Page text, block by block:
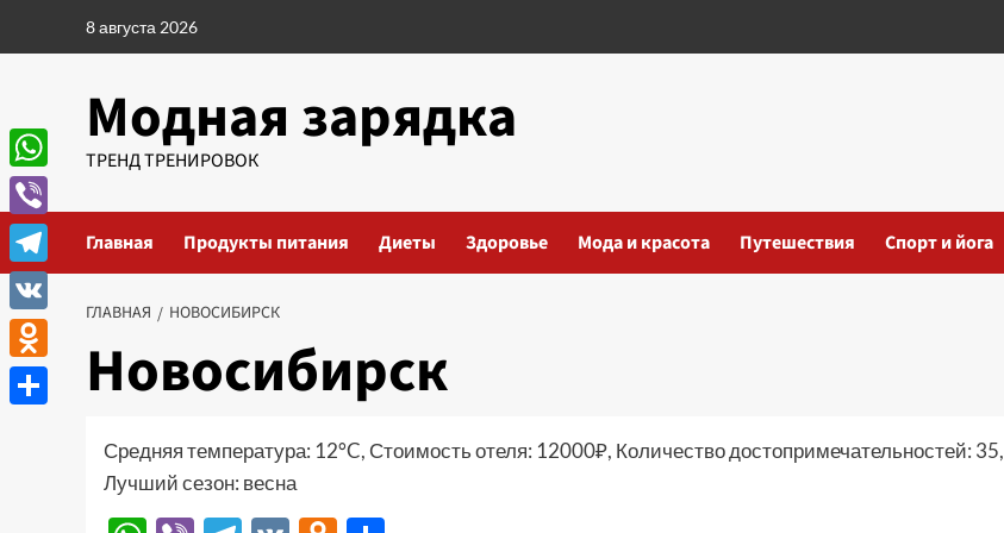
8 августа 2026
Модная зарядка
ТРЕНД ТРЕНИРОВОК
Главная Продукты питания Диеты Здоровье Мода и красота Путешествия Спорт и йога
ГЛАВНАЯ НОВОСИБИРСК
Новосибирск
Средняя температура: 12°C, Стоимость отеля: 12000₽, Количество достопримечательностей: 35,
Лучший сезон: весна
WhatsApp
Viber
Telegram
VK
Odnoklassniki